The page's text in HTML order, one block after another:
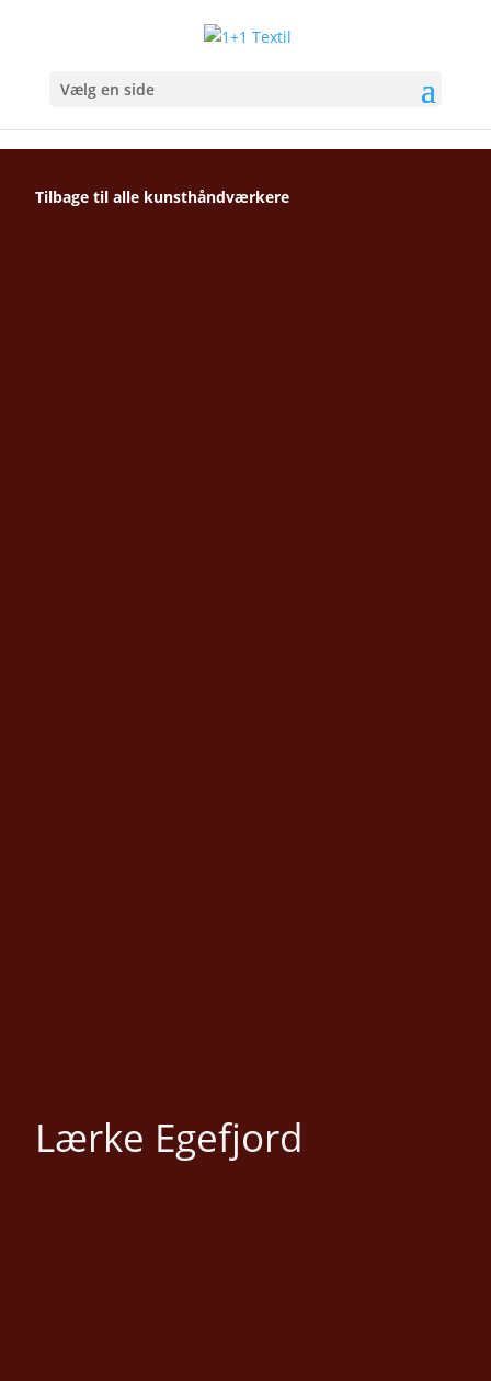
Vælg en side
Tilbage til alle kunsthåndværkere
Lærke Egefjord